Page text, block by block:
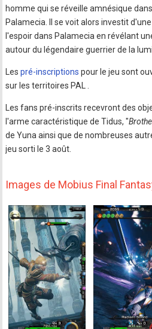
homme qui se réveille amnésique
Palamecia. Il se voit alors investit
l'espoir dans Palamecia en révélant
autour du légendaire guerrier de la
Lespré-inscriptions pour le jeu sont
sur les territoires PAL .
Les fans pré-inscrits recevront des
l'arme caractéristique de Tidus, "
de Yuna ainsi que de nombreuses
jeu sorti le 3 août.
Images de Mobius Final